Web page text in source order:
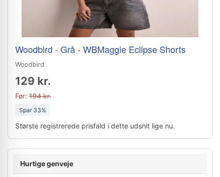
Woodbird - Grå - WBMaggie Eclipse Shorts
Woodbird
129 kr.
Før: 194 kr.
Spar 33%
Største registrerede prisfald i dette udsnit lige nu.
Hurtige genveje